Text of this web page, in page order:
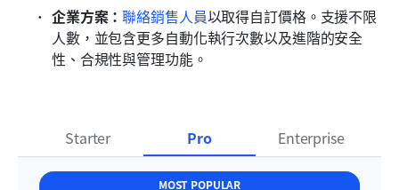
企業方案：聯絡銷售人員以取得自訂價格。支援不限
人數，並包含更多自動化執行次數以及進階的安全
性、合規性與管理功能。
Starter Pro Enterprise
MOST POPULAR